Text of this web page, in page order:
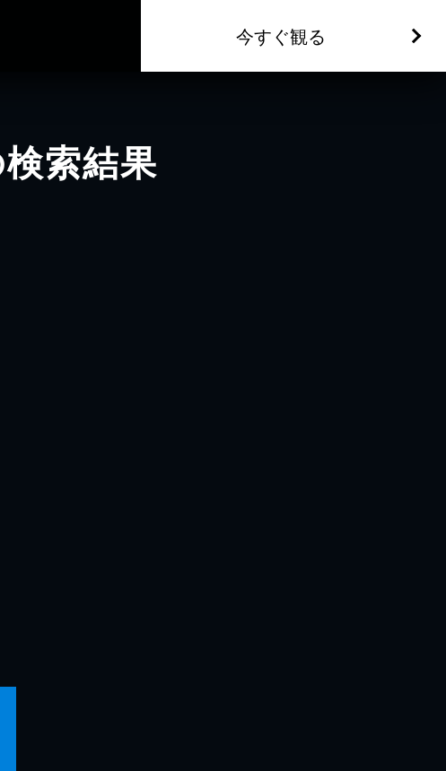
今すぐ観る
索結果